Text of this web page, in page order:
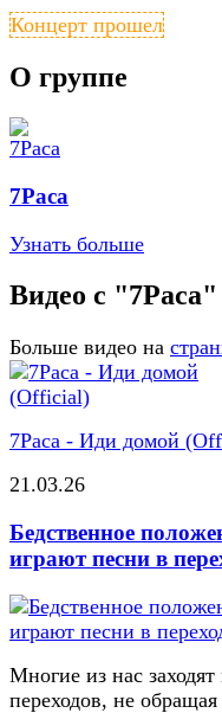
Концерт прошел
О группе
7Раса
Узнать больше
Видео с "7Раса"
Больше видео на
7Раса - Иди домой
21.03.26
Бедственное
играют песни в
Многие из нас
переходов, не